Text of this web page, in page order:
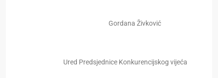
Gordana Živković
Ured Predsjednice Konkurencijskog vijeća